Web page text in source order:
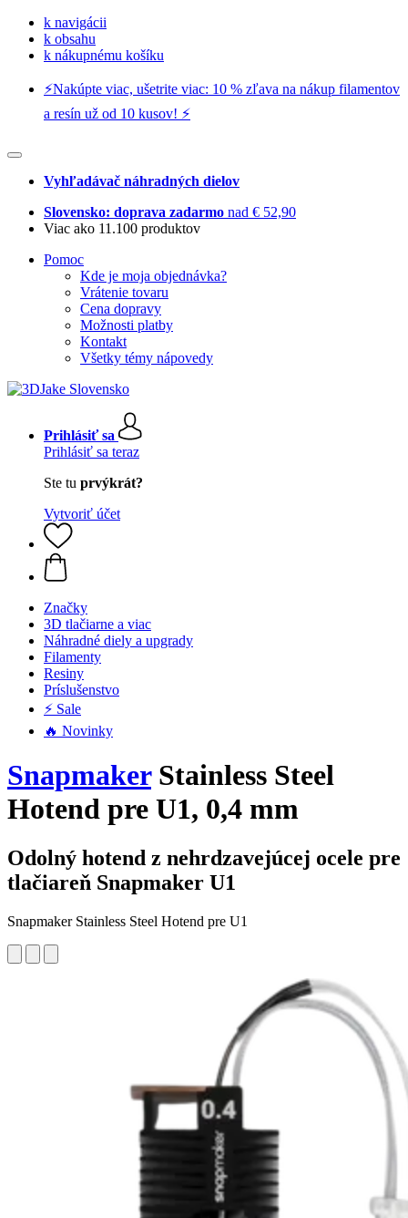
k navigácii
k obsahu
k nákupnému košíku
⚡️Nakúpte viac, ušetrite viac: 10 % zľava na nákup filamentov
a resín už od 10 kusov! ⚡️
Vyhľadávač náhradných dielov
Slovensko: doprava zadarmo nad € 52,90
Viac ako 11.100 produktov
Pomoc
Kde je moja objednávka?
Vrátenie tovaru
Cena dopravy
Možnosti platby
Kontakt
Všetky témy nápovedy
Prihlásiť sa
Prihlásiť sa teraz
Ste tu prvýkrát?
Vytvoriť účet
Značky
3D tlačiarne a viac
Náhradné diely a upgrady
Filamenty
Resiny
Príslušenstvo
⚡ Sale
🔥 Novinky
SnapmakerStainless Steel
Hotend pre U1, 0,4 mm
Odolný hotend z nehrdzavejúcej ocele pre
tlačiareň Snapmaker U1
Snapmaker Stainless Steel Hotend pre U1